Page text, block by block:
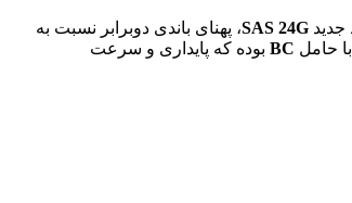
SAS 24G، پهنای باندی دوبرابر نسبت به
با حامل BC بوده که پایداری و سرعت